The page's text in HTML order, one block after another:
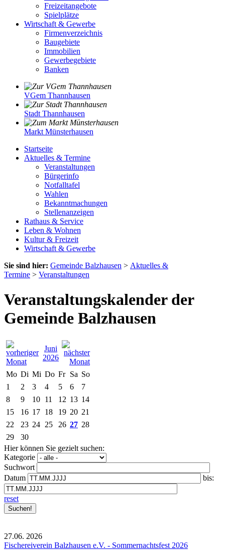
Freizeitangebote
Spielplätze
Wirtschaft & Gewerbe
Firmenverzeichnis
Baugebiete
Immobilien
Gewerbegebiete
Banken
VGem Thannhausen
Stadt Thannhausen
Markt Münsterhausen
Startseite
Aktuelles & Termine
Veranstaltungen
Bürgerinfo
Notfalltafel
Wahlen
Bekanntmachungen
Stellenanzeigen
Rathaus & Service
Leben & Wohnen
Kultur & Freizeit
Wirtschaft & Gewerbe
Sie sind hier: Gemeinde Balzhausen > Aktuelles &
Termine > Veranstaltungen
Veranstaltungskalender der
Gemeinde Balzhausen
Juni
2026
Mo Di Mi Do Fr Sa So
1
2 3 4 5 6
7
8
9 10 11 12 13 14
15
16 17 18 19 20 21
22
23 24 25 26 27 28
29
30
Hier können Sie gezielt suchen:
Kategorie
Suchwort
Datum
bis:
reset
27.06. 2026
Fischereiverein Balzhausen e.V. - Sommernachtsfest 2026